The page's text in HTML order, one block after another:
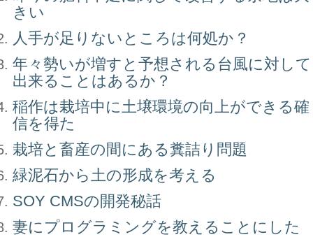
きい
人手が足りないところは何処か？
年々勢いが増すと予想される台風に対して
出来ることはあるか？
稲作は栽培中に土壌環境の向上ができる確
信を得た
栽培と畜産の間にある糞詰り問題
緑泥石から土の形成を考える
SOY CMSの開発秘話
妻にプログラミングを教えることにした